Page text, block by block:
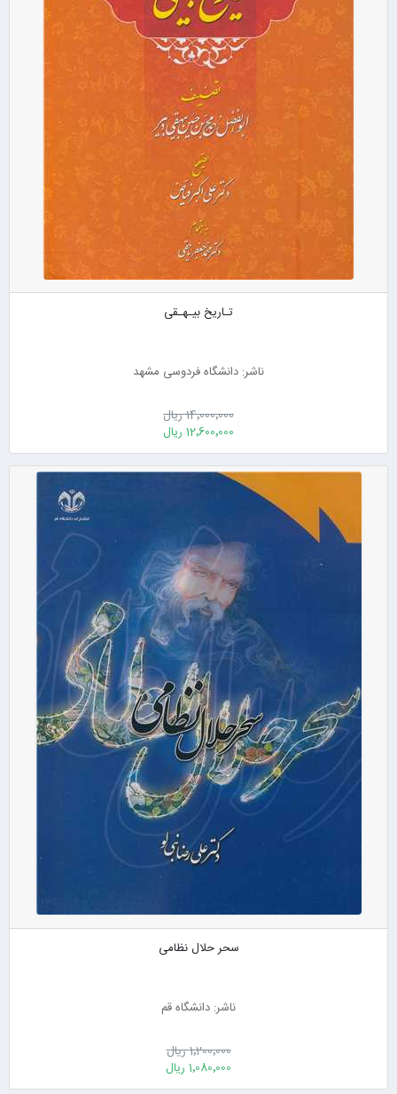
تـاریخ بیـهـقی
ناشر: دانشگاه فردوسی مشهد
14٬000٬000 ریال
12٬600٬000 ریال
سحر حلال نظامی
ناشر: دانشگاه قم
1٬200٬000 ریال
1٬080٬000 ریال